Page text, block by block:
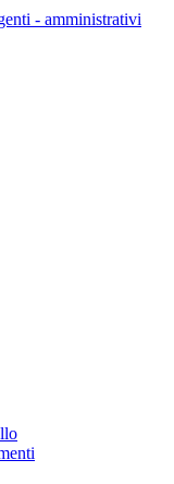
- amministrativi